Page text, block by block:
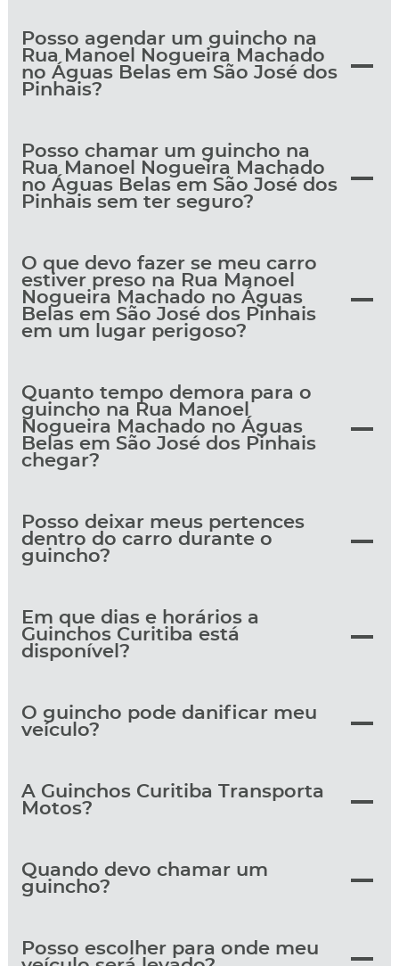
Posso agendar um guincho na
Rua Manoel Nogueira Machado
no Águas Belas em São José dos
Pinhais?
Posso chamar um guincho na
Rua Manoel Nogueira Machado
no Águas Belas em São José dos
Pinhais sem ter seguro?
O que devo fazer se meu carro
estiver preso na Rua Manoel
Nogueira Machado no Águas
Belas em São José dos Pinhais
em um lugar perigoso?
Quanto tempo demora para o
guincho na Rua Manoel
Nogueira Machado no Águas
Belas em São José dos Pinhais
chegar?
Posso deixar meus pertences
dentro do carro durante o
guincho?
Em que dias e horários a
Guinchos Curitiba está
disponível?
O guincho pode danificar meu
veículo?
A Guinchos Curitiba Transporta
Motos?
Quando devo chamar um
guincho?
Posso escolher para onde meu